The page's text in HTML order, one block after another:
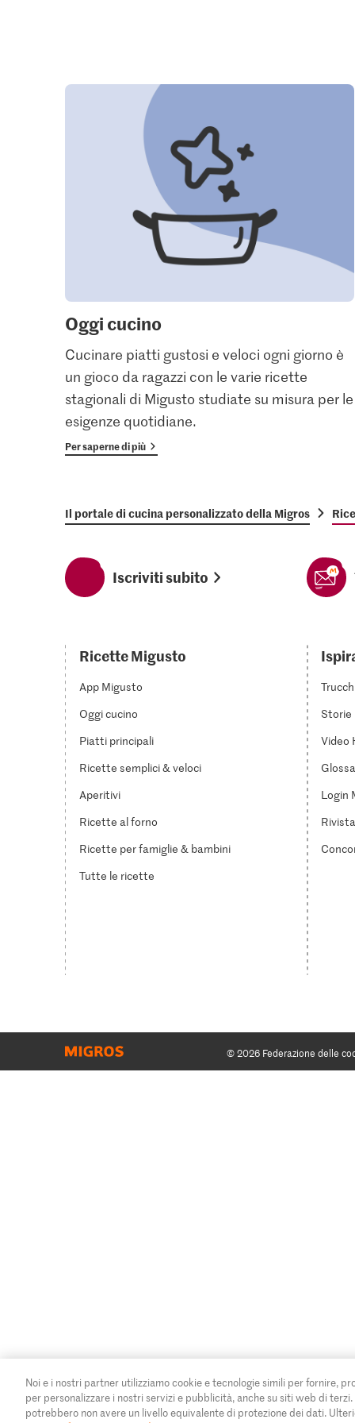
Oggi cucino
Cucinare piatti gustosi e veloci ogni giorno è
un gioco da ragazzi con le varie ricette
stagionali di Migusto studiate su misura per le
esigenze quotidiane.
Per saperne di più
Il portale di cucina personalizzato della Migros
Iscriviti subito
Ricette Migusto
App Migusto
Oggi cucino
Piatti principali
Ricette semplici & veloci
Aperitivi
Ricette al forno
Ricette per famiglie & bambini
Tutte le ricette
Storie
Video
Login
© 2026 Federazione delle
Noi e i nostri partner utilizziamo cookie e tecnologie simili per fornire,
per personalizzare i nostri servizi e pubblicità, anche su siti web di
potrebbero non avere un livello equivalente di protezione dei dati.